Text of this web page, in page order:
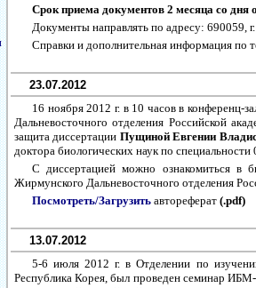
Срок приема документов 2 месяца со дня
Документы направлять по адресу: 690059,
Справки и дополнительная информация по
23.07.2012
16 ноября 2012 г. в 10 часов в конференц-
Дальневосточного отделения Российской
защита диссертации Пущиной Евгении
доктора биологических наук по
С диссертацией можно ознакомиться в
Жирмунского Дальневосточного отделения
Посмотреть/Загрузить автореферат (.pdf)
13.07.2012
5-6 июля 2012 г. в Отделении по
Республика Корея, был проведен семинар